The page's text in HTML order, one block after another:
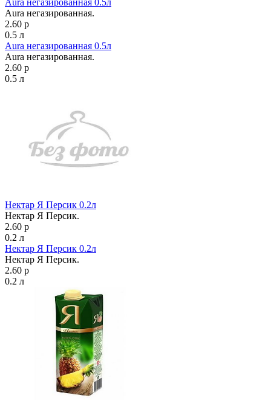
Aura негазированная.
2.60 р
0.5 л
Aura негазированная 0.5л
Aura негазированная.
2.60 р
0.5 л
Нектар Я Персик 0.2л
Нектар Я Персик.
2.60 р
0.2 л
Нектар Я Персик 0.2л
Нектар Я Персик.
2.60 р
0.2 л